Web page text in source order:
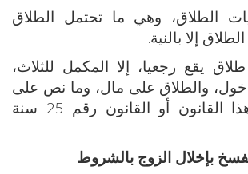
الطلاق، وهي ما تحتمل الطلاق
إلا بالنية.
يقع رجعيا، إلا المكمل للثلاث،
والطلاق على مال، وما نص على
كونه بائنا في هذا القانون أو القانون رقم 25 سنة
بإخلال الزوج بالشروط